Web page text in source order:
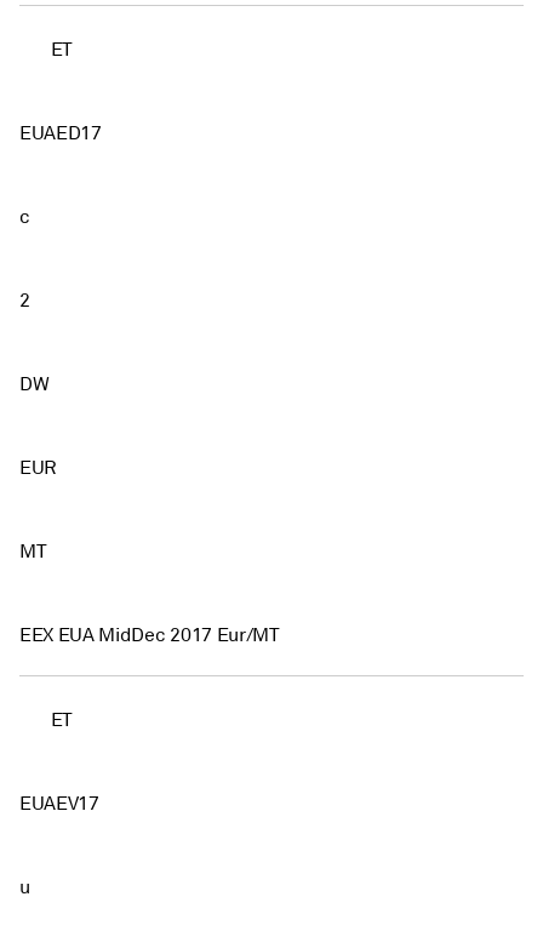
ET
EUAED17
c
2
DW
EUR
MT
EEX EUA MidDec 2017 Eur/MT
ET
EUAEV17
u